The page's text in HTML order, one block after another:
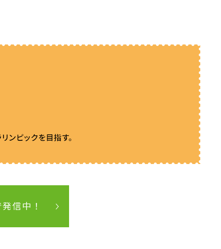
信中！